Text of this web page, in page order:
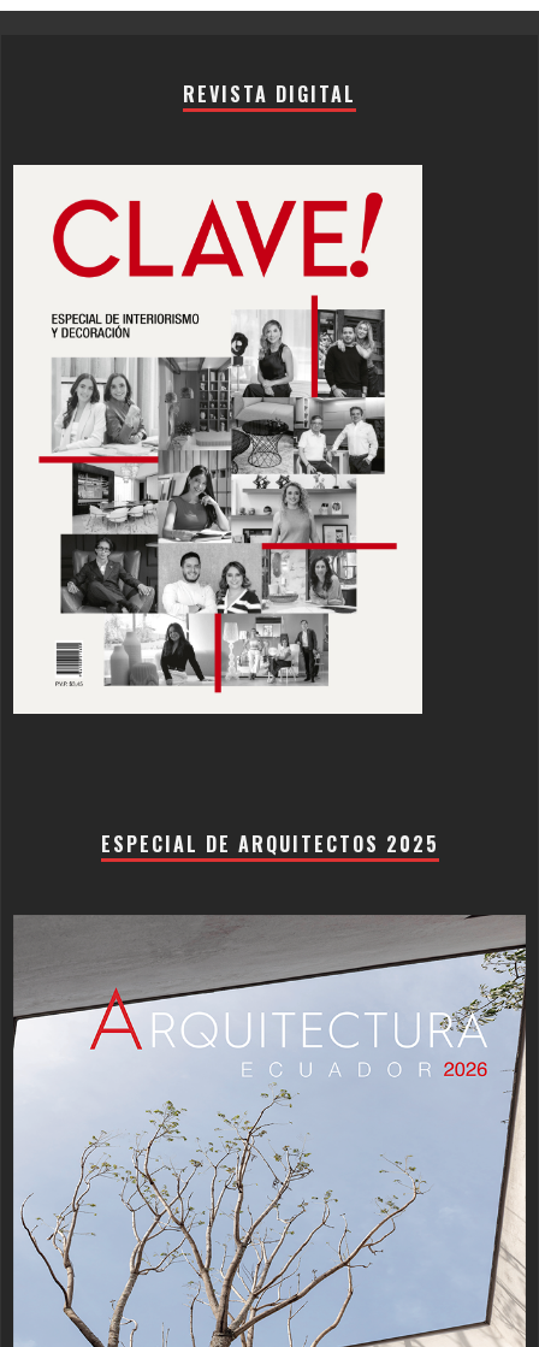
REVISTA DIGITAL
ESPECIAL DE ARQUITECTOS 2025